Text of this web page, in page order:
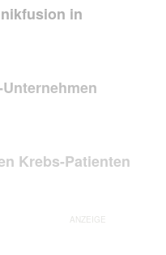
Newsletter
informiert.
in
Krebs-Patienten
ANZEIGE